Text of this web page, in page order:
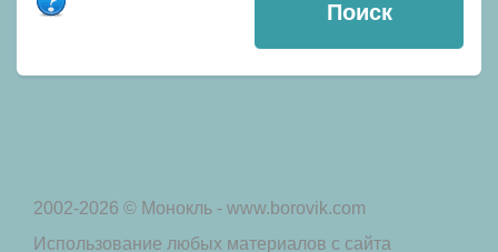
2002-2026 © Монокль - www.borovik.com
Использование любых материалов с сайта